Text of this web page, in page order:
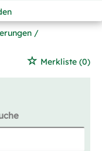
/
Merkliste (0)